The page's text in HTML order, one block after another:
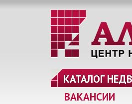
КАТАЛОГ
ВАКАНСИИ